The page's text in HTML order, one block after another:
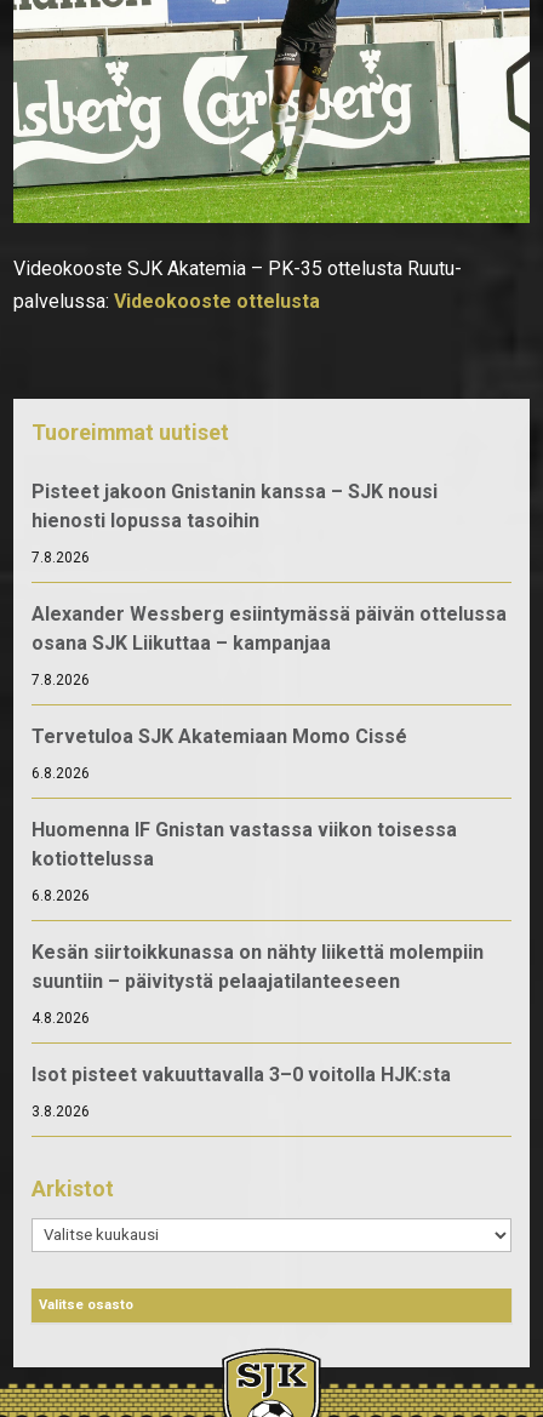
Videokooste SJK Akatemia – PK-35 ottelusta Ruutu-
palvelussa:Videokooste ottelusta
Tuoreimmat uutiset
Pisteet jakoon Gnistanin kanssa – SJK nousi
hienosti lopussa tasoihin
7.8.2026
Alexander Wessberg esiintymässä päivän ottelussa
osana SJK Liikuttaa – kampanjaa
7.8.2026
Tervetuloa SJK Akatemiaan Momo Cissé
6.8.2026
Huomenna IF Gnistan vastassa viikon toisessa
kotiottelussa
6.8.2026
Kesän siirtoikkunassa on nähty liikettä molempiin
suuntiin – päivitystä pelaajatilanteeseen
4.8.2026
Isot pisteet vakuuttavalla 3–0 voitolla HJK:sta
3.8.2026
Arkistot
Arkistot